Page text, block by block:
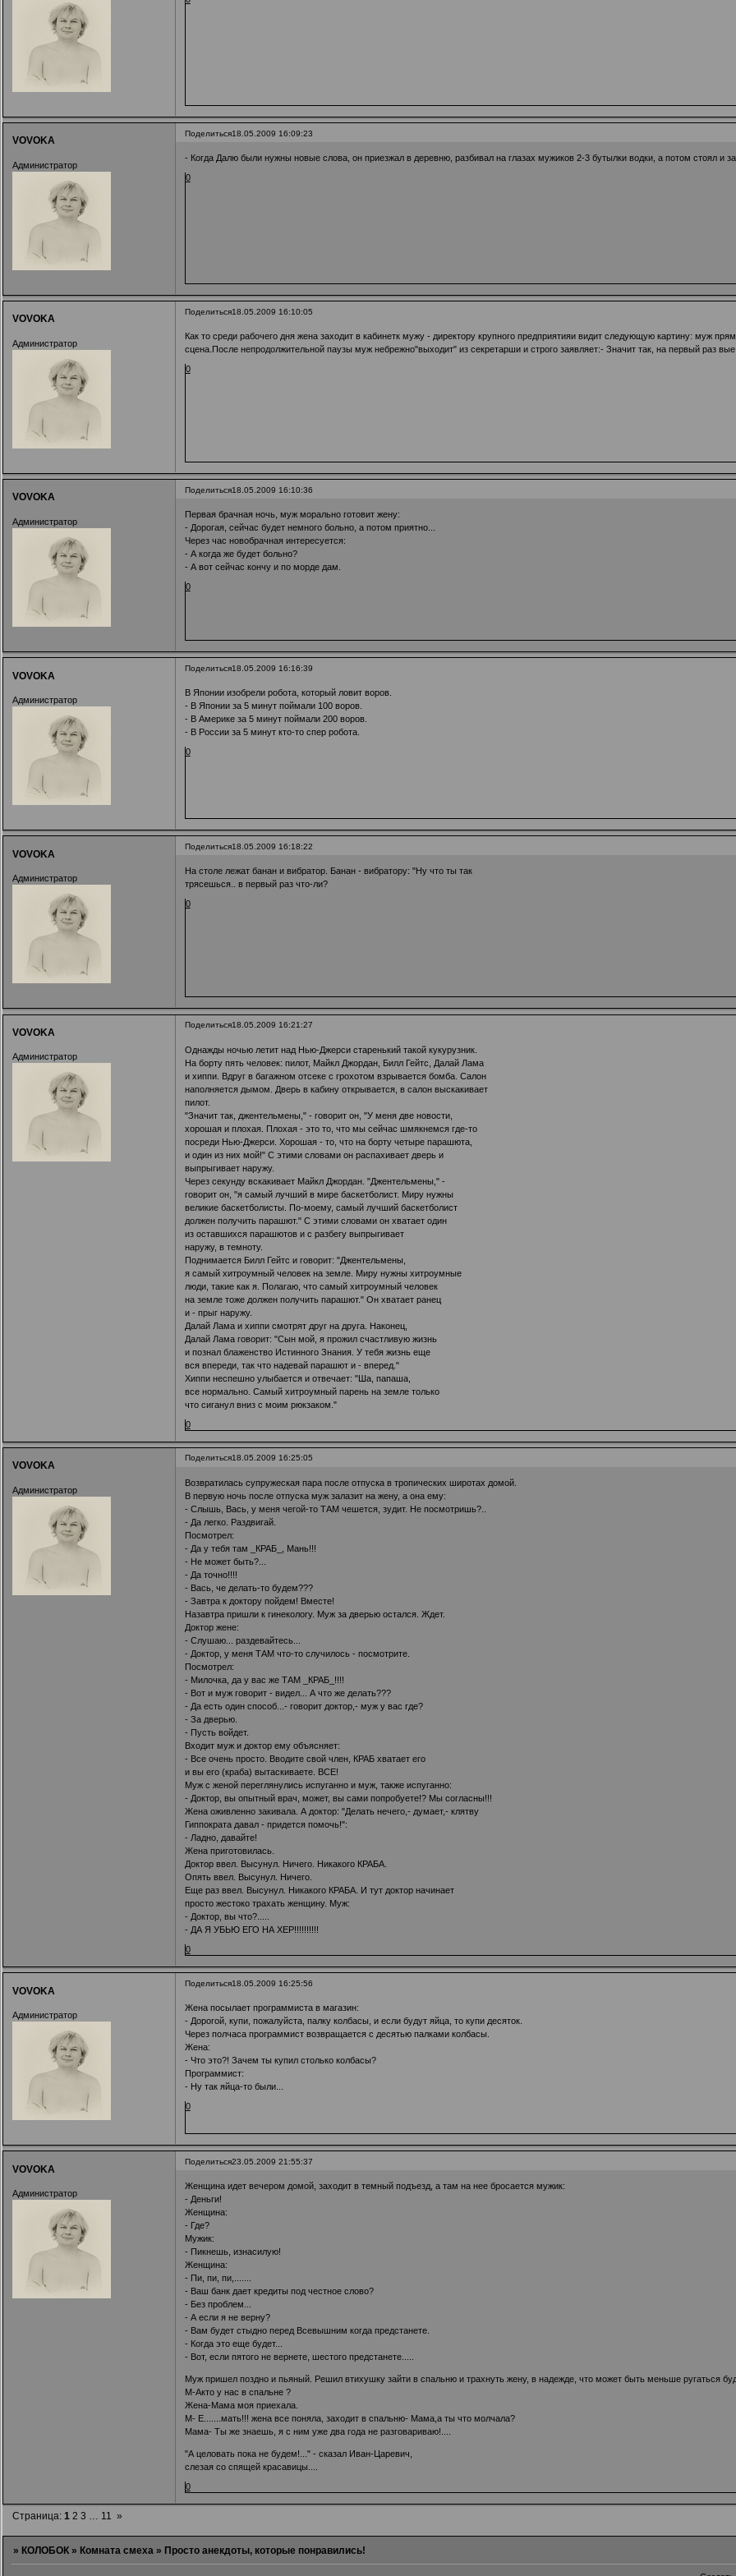
Поделиться18.05.2009 16:09:23
VOVOKA
Администратор
- Когда Далю были нужны новые слова, он приезжал в деревню, разбивал на глазах мужиков 2-3 бутылки водки, а потом стоял и
0
Поделиться18.05.2009 16:10:05
VOVOKA
Администратор
Как то среди рабочего дня жена заходит в кабинетк мужу - директору крупного предприятияи видит следующую картину: муж
сцена.После непродолжительной паузы муж небрежно"выходит" из секретарши и строго заявляет:- Значит так, на первый раз
0
Поделиться18.05.2009 16:10:36
VOVOKA
Администратор
Первая брачная ночь, муж морально готовит жену:
- Дорогая, сейчас будет немного больно, а потом приятно...
Через час новобрачная интересуется:
- А когда же будет больно?
- А вот сейчас кончу и по морде дам.
0
Поделиться18.05.2009 16:16:39
VOVOKA
Администратор
В Японии изобрели робота, который ловит воров.
- В Японии за 5 минут поймали 100 воров.
- В Америке за 5 минут поймали 200 воров.
- В России за 5 минут кто-то спер робота.
0
Поделиться18.05.2009 16:18:22
VOVOKA
Администратор
На столе лежат банан и вибратор. Банан - вибратору: "Ну что ты так
трясешься.. в первый раз что-ли?
0
Поделиться18.05.2009 16:21:27
VOVOKA
Администратор
Однажды ночью летит над Нью-Джерси старенький такой кукурузник.
На борту пять человек: пилот, Майкл Джордан, Билл Гейтс, Далай Лама
и хиппи. Вдруг в багажном отсеке с грохотом взрывается бомба. Салон
наполняется дымом. Дверь в кабину открывается, в салон выскакивает
пилот.
"Значит так, джентельмены," - говорит он, "У меня две новости,
хорошая и плохая. Плохая - это то, что мы сейчас шмякнемся где-то
посреди Нью-Джерси. Хорошая - то, что на борту четыре парашюта,
и один из них мой!" С этими словами он распахивает дверь и
выпрыгивает наружу.
Через секунду вскакивает Майкл Джордан. "Джентельмены," -
говорит он, "я самый лучший в мире баскетболист. Миру нужны
великие баскетболисты. По-моему, самый лучший баскетболист
должен получить парашют." С этими словами он хватает один
из оставшихся парашютов и с разбегу выпрыгивает
наружу, в темноту.
Поднимается Билл Гейтс и говорит: "Джентельмены,
я самый хитроумный человек на земле. Миру нужны хитроумные
люди, такие как я. Полагаю, что самый хитроумный человек
на земле тоже должен получить парашют." Он хватает ранец
и - прыг наружу.
Далай Лама и хиппи смотрят друг на друга. Наконец,
Далай Лама говорит: "Сын мой, я прожил счастливую жизнь
и познал блаженство Истинного Знания. У тебя жизнь еще
вся впереди, так что надевай парашют и - вперед."
Хиппи неспешно улыбается и отвечает: "Ша, папаша,
все нормально. Самый хитроумный парень на земле только
что сиганул вниз с моим рюкзаком."
0
Поделиться18.05.2009 16:25:05
VOVOKA
Администратор
Возвратилась супружеская пара после отпуска в тропических широтах домой.
В первую ночь после отпуска муж залазит на жену, а она ему:
- Слышь, Вась, у меня чегой-то ТАМ чешется, зудит. Не посмотришь?..
- Да легко. Раздвигай.
Посмотрел:
- Да у тебя там _КРАБ_, Мань!!!
- Не может быть?...
- Да точно!!!!
- Вась, че делать-то будем???
- Завтра к доктору пойдем! Вместе!
Назавтра пришли к гинекологу. Муж за дверью остался. Ждет.
Доктор жене:
- Слушаю... раздевайтесь...
- Доктор, у меня ТАМ что-то случилось - посмотрите.
Посмотрел:
- Милочка, да у вас же ТАМ _КРАБ_!!!!
- Вот и муж говорит - видел... А что же делать???
- Да есть один способ...- говорит доктор,- муж у вас где?
- За дверью.
- Пусть войдет.
Входит муж и доктор ему объясняет:
- Все очень просто. Вводите свой член, КРАБ хватает его
и вы его (краба) вытаскиваете. ВСЕ!
Муж с женой переглянулись испуганно и муж, также испуганно:
- Доктор, вы опытный врач, может, вы сами попробуете!? Мы согласны!!!
Жена оживленно закивала. А доктор: "Делать нечего,- думает,- клятву
Гиппократа давал - придется помочь!":
- Ладно, давайте!
Жена приготовилась.
Доктор ввел. Высунул. Ничего. Никакого КРАБА.
Опять ввел. Высунул. Ничего.
Еще раз ввел. Высунул. Никакого КРАБА. И тут доктор начинает
просто жестоко трахать женщину. Муж:
- Доктор, вы что?.....
- ДА Я УБЬЮ ЕГО НА ХЕР!!!!!!!!!!
0
Поделиться18.05.2009 16:25:56
VOVOKA
Администратор
Жена посылает программиста в магазин:
- Дорогой, купи, пожалуйста, палку колбасы, и если будут яйца, то купи десяток.
Через полчаса программист возвращается с десятью палками колбасы.
Жена:
- Что это?! Зачем ты купил столько колбасы?
Программист:
- Ну так яйца-то были...
0
Поделиться23.05.2009 21:55:37
VOVOKA
Администратор
Женщина идет вечером домой, заходит в темный подъезд, а там на нее бросается мужик:
- Деньги!
Женщина:
- Где?
Мужик:
- Пикнешь, изнасилую!
Женщина:
- Пи, пи, пи,.......
- Ваш банк дает кредиты под честное слово?
- Без проблем...
- А если я не верну?
- Вам будет стыдно перед Всевышним когда предстанете.
- Когда это еще будет...
- Вот, если пятого не вернете, шестого предстанете.....
Муж пришел поздно и пьяный. Решил втихушку зайти в спальню и трахнуть жену, в надежде, что может быть меньше ругаться
М-Акто у нас в спальне ?
Жена-Мама моя приехала.
М- Е.......мать!!! жена все поняла, заходит в спальню- Мама,а ты что молчала?
Мама- Ты же знаешь, я с ним уже два года не разговариваю!....
"А целовать пока не будем!..." - сказал Иван-Царевич,
слезая со спящей красавицы....
0
Страница: 1 2 3 … 11 »
» КОЛОБОК » Комната смеха » Просто анекдоты, которые понравились!